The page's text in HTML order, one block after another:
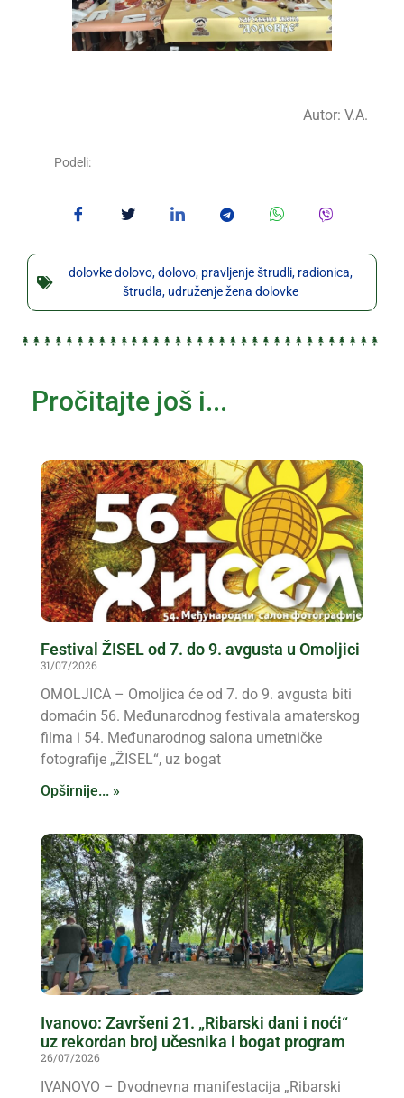
dolovke dolovo,dolovo,pravljenje štrudli,radionica
štrudla,udruženje žena dolovke
Pročitajte još i...
Festival ŽISEL od 7. do 9. avgusta u Omoljici
31/07/2026
OMOLJICA – Omoljica će od 7. do 9. avgusta biti
domaćin 56. Međunarodnog festivala amaterskog
filma i 54. Međunarodnog salona umetničke
fotografije „ŽISEL“, uz bogat
Ivanovo: Završeni 21. „Ribarski dani i noći“
uz rekordan broj učesnika i bogat program
26/07/2026